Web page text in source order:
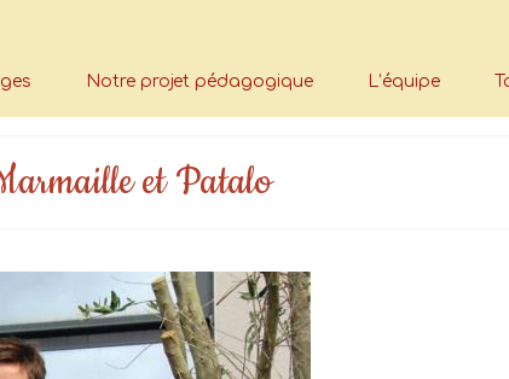
Notre projet pédagogique L’équipe
et Patalo